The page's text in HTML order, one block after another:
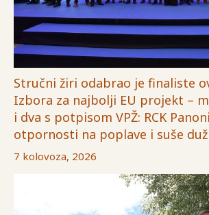
Stručni žiri odabrao je finaliste
Izbora za najbolji EU projekt –
i dva s potpisom VPŽ: RCK
otpornosti na poplave i suše
7 kolovoza, 2026